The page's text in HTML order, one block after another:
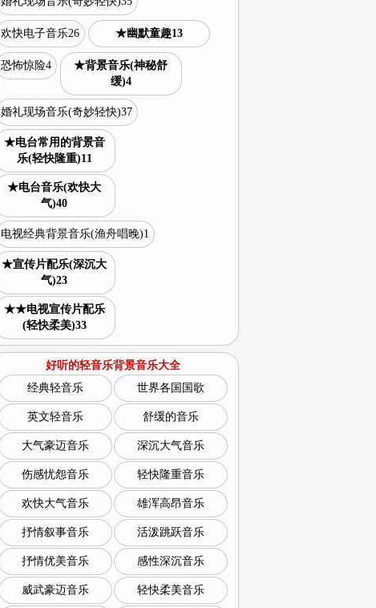
欢快电子音乐26 ★幽默童趣13
恐怖惊险4
★背景音乐(神秘舒
缓)4
婚礼现场音乐(奇妙轻快)37
★电台常用的背景音
乐(轻快隆重)11
★电台音乐(欢快大
气)40
电视经典背景音乐(渔舟唱晚)1
★宣传片配乐(深沉大
气)23
★★电视宣传片配乐
(轻快柔美)33
好听的轻音乐背景音乐大全
经典轻音乐
世界各国国歌
英文轻音乐 舒缓的音乐
大气豪迈音乐 深沉大气音乐
伤感忧怨音乐 轻快隆重音乐
欢快大气音乐 雄浑高昂音乐
抒情叙事音乐 活泼跳跃音乐
抒情优美音乐 感性深沉音乐
威武豪迈音乐 轻快柔美音乐